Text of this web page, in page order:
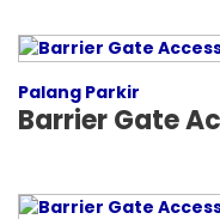
Palang Parkir
Barrier Gate